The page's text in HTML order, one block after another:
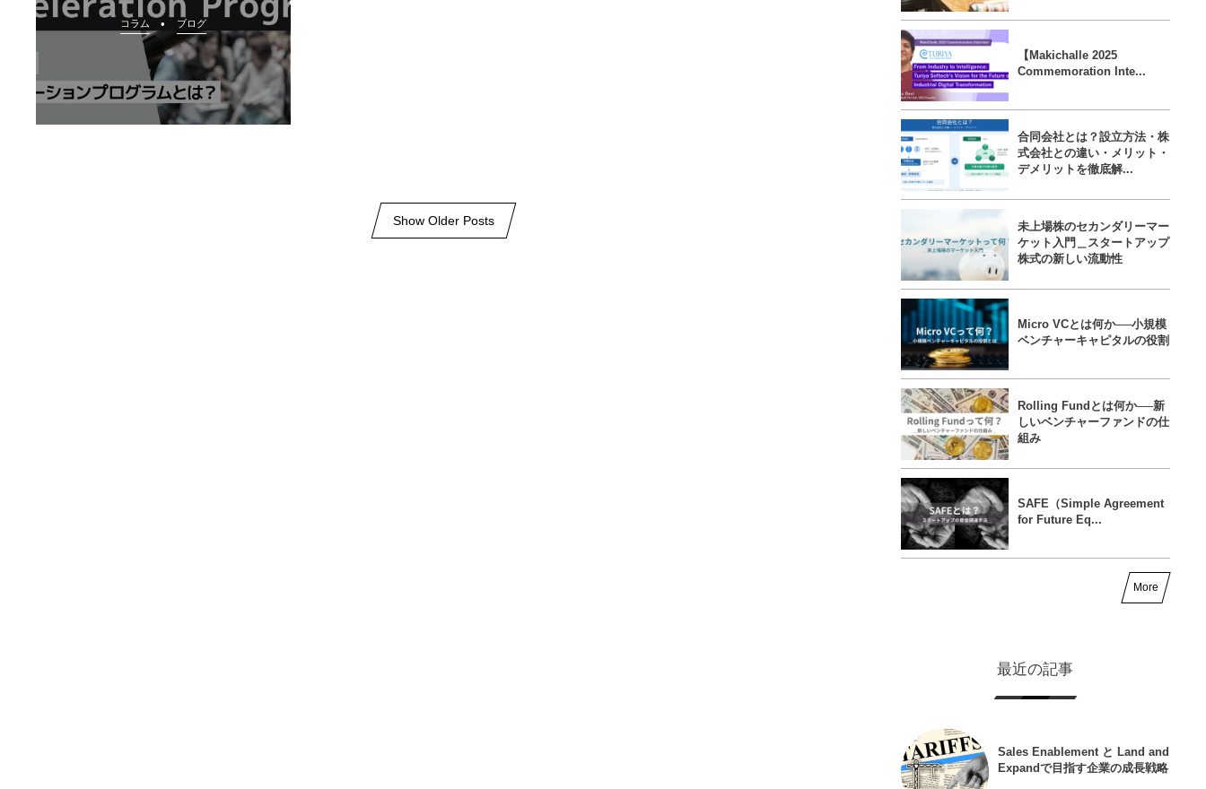
コラム ブログ
Show Older Posts
【Makichalle 2025
Commemoration Inte...
合同会社とは？設立方法・株
式会社との違い・メリット・
デメリットを徹底解...
未上場株のセカンダリーマー
ケット入門＿スタートアップ
株式の新しい流動性
Micro VCとは何か──小規模
ベンチャーキャピタルの役割
Rolling Fundとは何か──新
しいベンチャーファンドの仕
組み
SAFE（Simple Agreement
for Future Eq...
More
最近の記事
Sales Enablement と Land and
Expandで目指す企業の成長戦略